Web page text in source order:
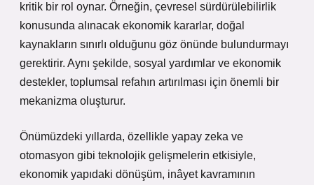
kritik bir rol oynar. Örneğin, çevresel sürdürülebilirlik
konusunda alınacak ekonomik kararlar, doğal
kaynakların sınırlı olduğunu göz önünde bulundurmayı
gerektirir. Aynı şekilde, sosyal yardımlar ve ekonomik
destekler, toplumsal refahın artırılması için önemli bir
mekanizma oluşturur.
Önümüzdeki yıllarda, özellikle yapay zeka ve
otomasyon gibi teknolojik gelişmelerin etkisiyle,
ekonomik yapıdaki dönüşüm, inâyet kavramının